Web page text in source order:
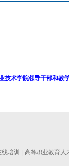
技术学院领导干部和教
线培训 高等职业教育人